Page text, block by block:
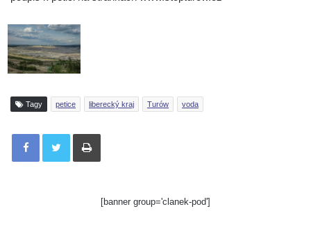
Tagy petice liberecký kraj Turów voda
Tisknout
[banner group='clanek-pod']